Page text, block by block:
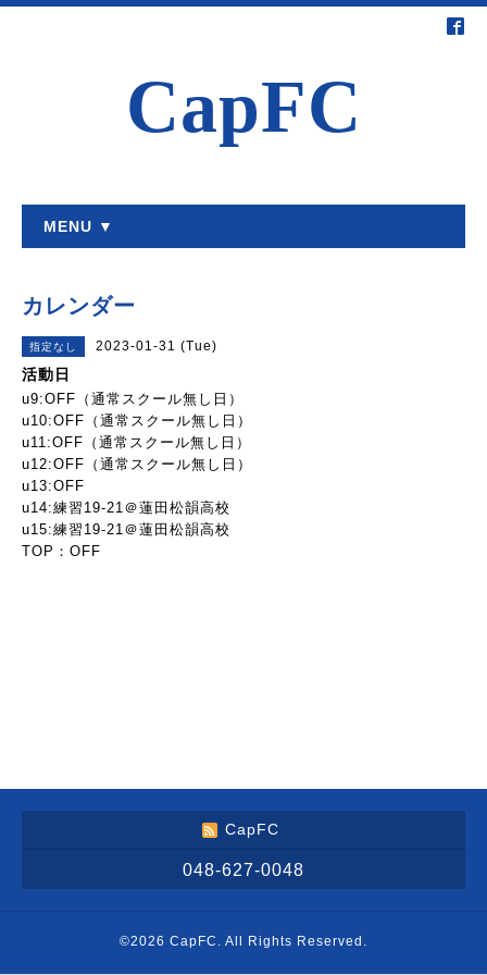
CapFC
MENU ▼
カレンダー
指定なし 2023-01-31 (Tue)
活動日
u9:OFF（通常スクール無し日）
u10:OFF（通常スクール無し日）
u11:OFF（通常スクール無し日）
u12:OFF（通常スクール無し日）
u13:OFF
u14:練習19-21＠蓮田松韻高校
u15:練習19-21＠蓮田松韻高校
TOP：OFF
CapFC
048-627-0048
©2026 CapFC . All Rights Reserved.